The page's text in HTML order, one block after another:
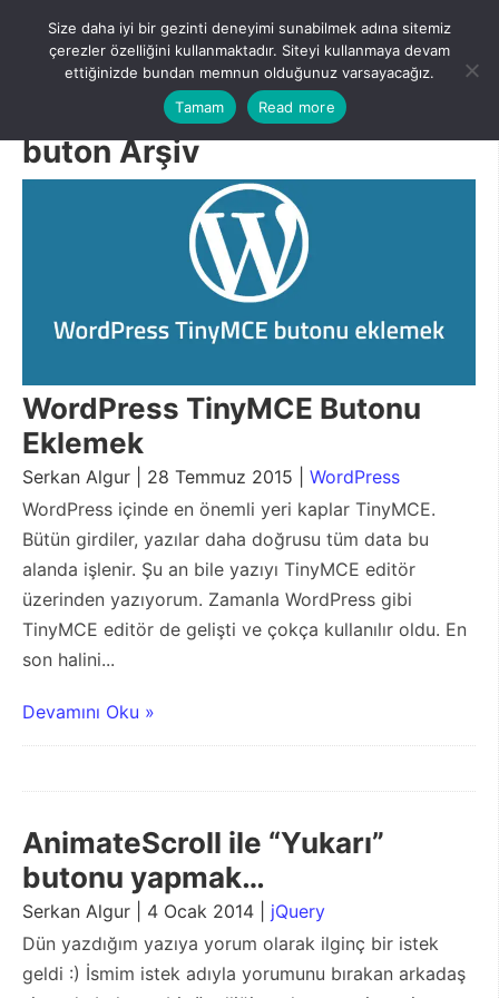
content
Menu
buton Arşiv
WordPress TinyMCE Butonu
Eklemek
Serkan Algur | 28 Temmuz 2015 | WordPress
WordPress içinde en önemli yeri kaplar TinyMCE.
Bütün girdiler, yazılar daha doğrusu tüm data bu
alanda işlenir. Şu an bile yazıyı TinyMCE editör
üzerinden yazıyorum. Zamanla WordPress gibi
TinyMCE editör de gelişti ve çokça kullanılır oldu. En
son halini...
Devamını Oku »
AnimateScroll ile “Yukarı”
butonu yapmak…
Serkan Algur | 4 Ocak 2014 | jQuery
Dün yazdığım yazıya yorum olarak ilginç bir istek
geldi :) İsmim istek adıyla yorumunu bırakan arkadaş
Size daha iyi bir gezinti deneyimi sunabilmek adına sitemiz
çerezler özelliğini kullanmaktadır. Siteyi kullanmaya devam
ettiğinizde bundan memnun olduğunuz varsayacağız.
Tamam
Read more